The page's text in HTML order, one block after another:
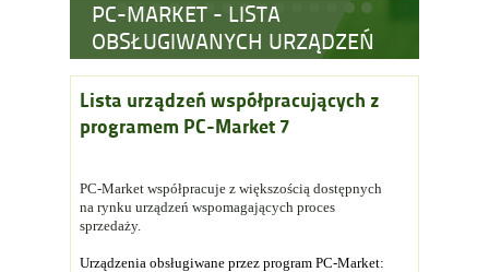
PC-MARKET - LISTA
OBSŁUGIWANYCH URZĄDZEŃ
Lista urządzeń współpracujących z
programem PC-Market 7
PC-Market współpracuje z większością dostępnych
na rynku urządzeń wspomagających proces
sprzedaży.
Urządzenia obsługiwane przez program PC-Market: